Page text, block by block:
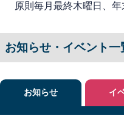
原則毎月最終木曜日、
お知らせ・イベント一
お知らせ イ